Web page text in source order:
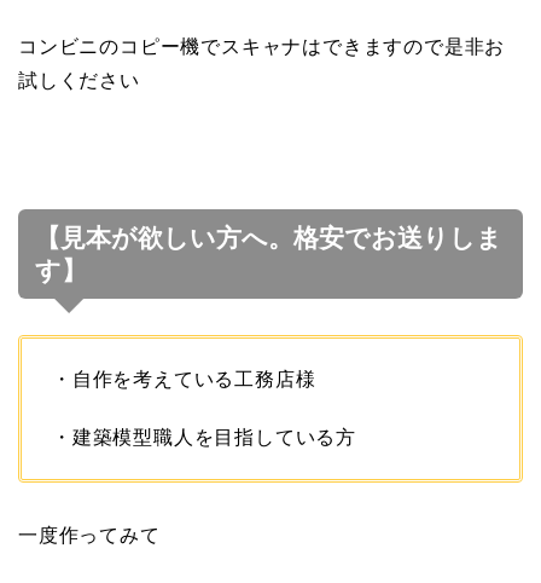
コンビニのコピー機でスキャナはできますので是非お
試しください
【見本が欲しい方へ。格安でお送りしま
す】
・自作を考えている工務店様
・建築模型職人を目指している方
一度作ってみて